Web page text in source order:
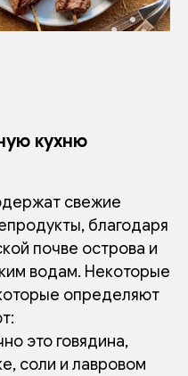
кухню
свежие
благодаря
почве острова и
водам. Некоторые
определяют
это говядина,
соли и лавровом